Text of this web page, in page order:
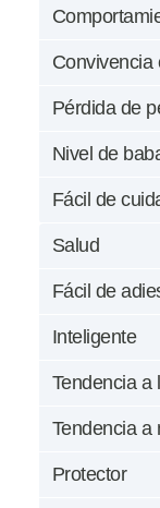
Convivencia
Pérdida de
Nivel de
Fácil de
Salud
Fácil de
Inteligente
Tendencia a
Tendencia a
Protector